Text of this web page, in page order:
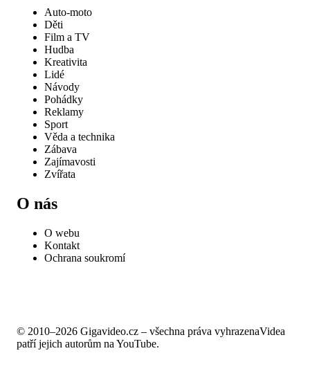
Auto-moto
Děti
Film a TV
Hudba
Kreativita
Lidé
Návody
Pohádky
Reklamy
Sport
Věda a technika
Zábava
Zajímavosti
Zvířata
O nás
O webu
Kontakt
Ochrana soukromí
© 2010–2026 Gigavideo.cz – všechna práva vyhrazenaVidea
patří jejich autorům na YouTube.